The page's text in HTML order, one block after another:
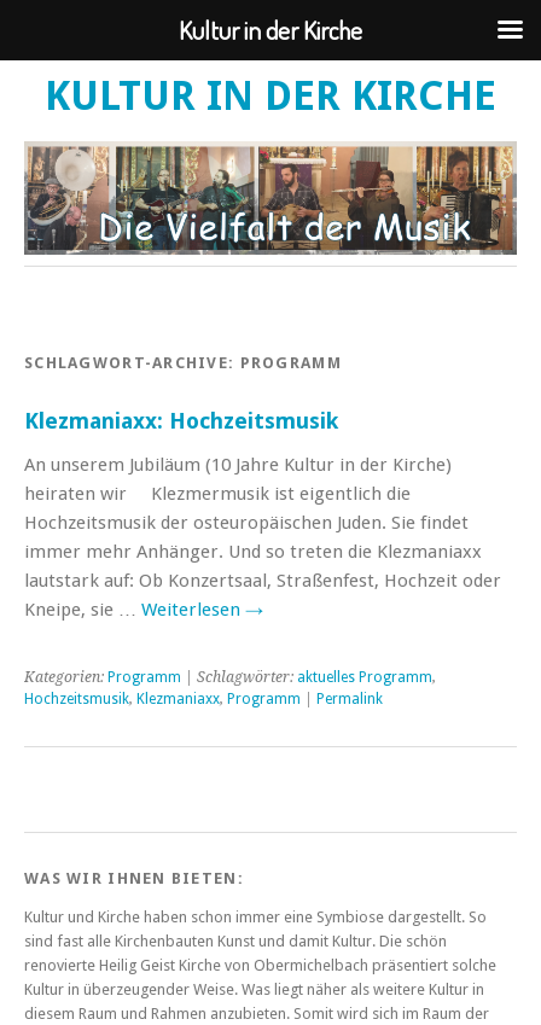
KULTUR IN DER KIRCHE
SCHLAGWORT-ARCHIVE: PROGRAMM
Klezmaniaxx: Hochzeitsmusik
An unserem Jubiläum (10 Jahre Kultur in der Kirche)
heiraten wir Klezmermusik ist eigentlich die
Hochzeitsmusik der osteuropäischen Juden. Sie findet
immer mehr Anhänger. Und so treten die Klezmaniaxx
lautstark auf: Ob Konzertsaal, Straßenfest, Hochzeit oder
Kneipe, sie … Weiterlesen →
Kategorien: Programm | Schlagwörter: aktuelles Programm,
Hochzeitsmusik, Klezmaniaxx, Programm Permalink
WAS WIR IHNEN BIETEN:
Kultur und Kirche haben schon immer eine Symbiose dargestellt. So
sind fast alle Kirchenbauten Kunst und damit Kultur. Die schön
renovierte Heilig Geist Kirche von Obermichelbach präsentiert solche
Kultur in überzeugender Weise. Was liegt näher als weitere Kultur in
diesem Raum und Rahmen anzubieten. Somit wird sich im Raum der
Kultur in der Kirche